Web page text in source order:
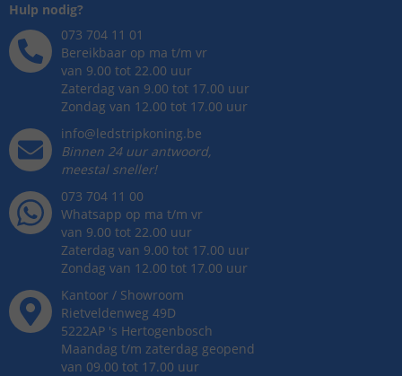
Hulp nodig?
073 704 11 01
Bereikbaar op ma t/m vr
van 9.00 tot 22.00 uur
Zaterdag van 9.00 tot 17.00 uur
Zondag van 12.00 tot 17.00 uur
info@ledstripkoning.be
Binnen 24 uur antwoord,
meestal sneller!
073 704 11 00
Whatsapp op ma t/m vr
van 9.00 tot 22.00 uur
Zaterdag van 9.00 tot 17.00 uur
Zondag van 12.00 tot 17.00 uur
Kantoor / Showroom
Rietveldenweg 49D
5222AP 's Hertogenbosch
Maandag t/m zaterdag geopend
van 09.00 tot 17.00 uur